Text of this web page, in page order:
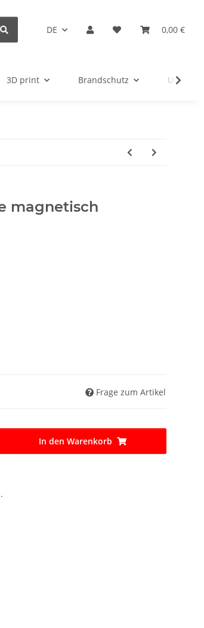
DE 0,00 €
3D print Brandschutz
magnetisch
Frage zum Artikel
In den Warenkorb